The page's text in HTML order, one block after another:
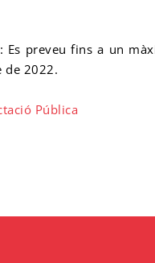
preveu fins a un
de 2022.
Pública